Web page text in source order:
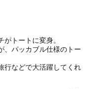
トートに変身。
、パッカブル仕様のトー
行などで大活躍してくれ